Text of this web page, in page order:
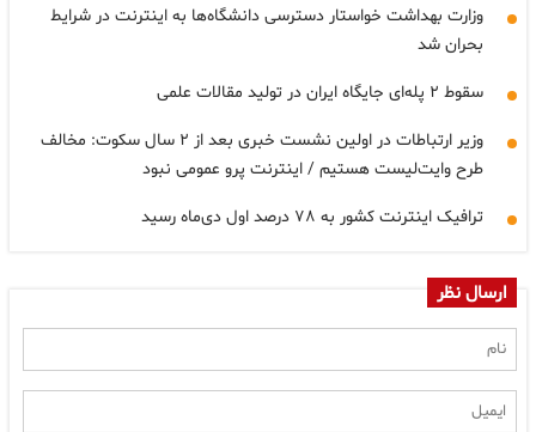
وزارت بهداشت خواستار دسترسی دانشگاه‌ها به اینترنت در شرایط
بحران شد
سقوط ۲ پله‌ای جایگاه ایران در تولید مقالات علمی
وزیر ارتباطات در اولین نشست خبری بعد از ۲ سال سکوت: مخالف
طرح وایت‌لیست هستیم / اینترنت پرو عمومی نبود
ترافیک اینترنت کشور به ۷۸ درصد اول دی‌ماه رسید
ارسال نظر